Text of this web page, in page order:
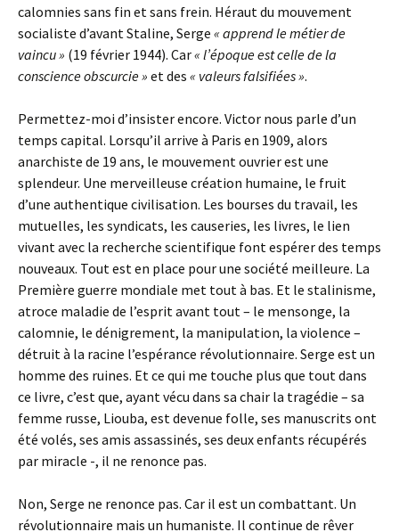
calomnies sans fin et sans frein. Héraut du mouvement
socialiste d’avant Staline, Serge « apprend le métier de
vaincu » (19 février 1944). Car« l’époque est celle de la
conscience obscurcie » et des « valeurs falsifiées ».
Permettez-moi d’insister encore. Victor nous parle d’un
temps capital. Lorsqu’il arrive à Paris en 1909, alors
anarchiste de 19 ans, le mouvement ouvrier est une
splendeur. Une merveilleuse création humaine, le fruit
d’une authentique civilisation. Les bourses du travail, les
mutuelles, les syndicats, les causeries, les livres, le lien
vivant avec la recherche scientifique font espérer des temps
nouveaux. Tout est en place pour une société meilleure. La
Première guerre mondiale met tout à bas. Et le stalinisme,
atroce maladie de l’esprit avant tout – le mensonge, la
calomnie, le dénigrement, la manipulation, la violence –
détruit à la racine l’espérance révolutionnaire. Serge est un
homme des ruines. Et ce qui me touche plus que tout dans
ce livre, c’est que, ayant vécu dans sa chair la tragédie – sa
femme russe, Liouba, est devenue folle, ses manuscrits ont
été volés, ses amis assassinés, ses deux enfants récupérés
par miracle -, il ne renonce pas.
Non, Serge ne renonce pas. Car il est un combattant. Un
révolutionnaire mais un humaniste. Il continue de rêver